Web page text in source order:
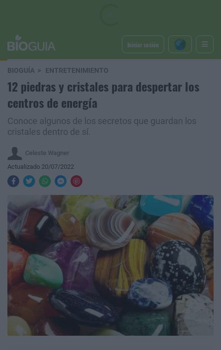
Iniciar sesión
BIOGUÍA ENTRETENIMIENTO
12 piedras y cristales para despertar los
centros de energía
Conoce algunos de los secretos que guardan los
cristales dentro de sí.
Celeste Wagner
Actualizado 20/07/2022